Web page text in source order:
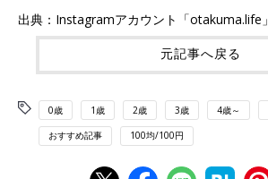
出典：Instagramアカウント「otakuma.life」
元記事へ戻る
0歳 1歳 2歳 3歳 4歳～
おすすめ記事 100均/100円